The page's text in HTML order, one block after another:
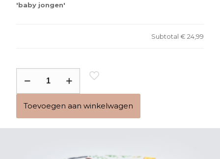
'baby jongen'
Subtotal € 24,99
Ramadan
bordje
met
Toevoegen aan winkelwagen